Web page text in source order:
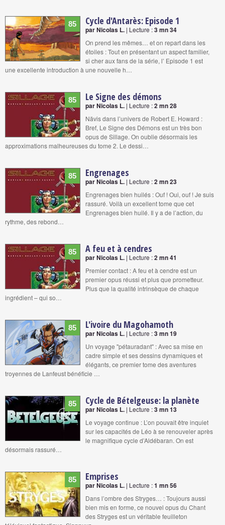
85 Cycle d'Antarès: Episode 1
par Nicolas L. | Lecture :3 mn 34
On prend les mêmes… et on repart dans les
étoiles : Tout en présentant un aspect familier,
si cher aux fans de la série, l’ Episode 1 est
une excellente introduction à une nouvelle h…
85 Le Signe des démons
par Nicolas L. | Lecture :2 mn 28
Nävis dans l’univers de Robert E. Howard :
Bref, Le Signe des Démons est un très bon
opus de Sillage. On oublie désormais les
approximations malheureuses du tome 2. Le dessi…
85 Engrenages
par Nicolas L. | Lecture :2 mn 23
Engrenages bien huilés : Ouf ! Oui, ouf ! Je suis
rassuré. Voilà un excellent tome que cet
Engrenages bien huilé. Il y a de l’action, du
rythme, des rebond…
85 A feu et à cendres
par Nicolas L. | Lecture :2 mn 41
Premier contact : A feu et à cendre est un
premier opus réussi et plus que prometteur.
Plus que la qualité intrinsèque de chaque
ingrédient – qui so…
85 L'ivoire du Magohamoth
par Nicolas L. | Lecture :3 mn 19
Un voyage ''pétauradant'' : Avec sa mise en
cadre simple et ses dessins dynamiques et
élégants, ce premier tome des aventures
troyennes de Lanfeust bénéficie …
85 Cycle de Bételgeuse: la planète
par Nicolas L. | Lecture :3 mn 13
Le voyage continue : L’on pouvait être inquiet
sur les capacités de Léo à se renouveler après
le magnifique cycle d’Aldébaran. On est
désormais rassuré…
85 Emprises
par Nicolas L. | Lecture :1 mn 56
Dans l’ombre des Stryges… : Toujours aussi
bien mis en forme, ce nouvel opus du Chant
des Stryges est un véritable feuilleton